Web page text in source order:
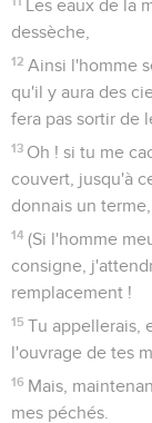
Les eaux de la
dessèche,
12 Ainsi l'homme
qu'il y aura des
fera pas sortir de
13 Oh ! si tu me
couvert, jusqu'à
donnais un
14 (Si l'homme
consigne,
remplacement !
15 Tu appellerais,
l'ouvrage de tes
16 Mais,
mes péchés.